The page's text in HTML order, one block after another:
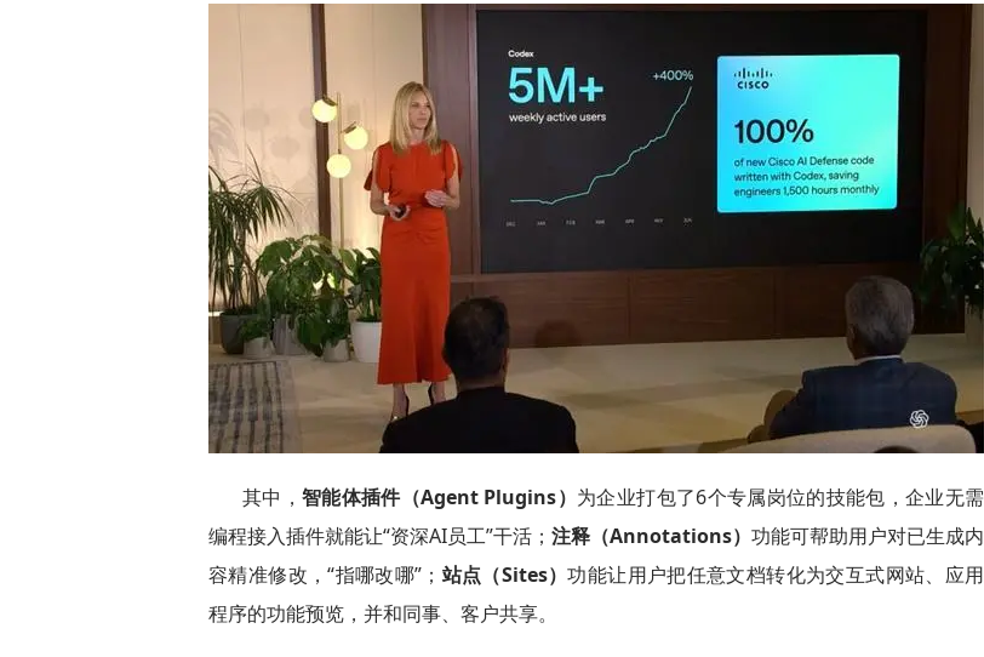
其中，智能体插件（Agent Plugins） 为企业打包了6个专属岗位的技能包，企业无需
编程接入插件就能让“资深AI员工”干活； 注释（Annotations） 功能可帮助用户对已生成内
容精准修改，“指哪改哪”； 站点（Sites）功能让用户把任意文档转化为交互式网站、应用
程序的功能预览，并和同事、客户共享。